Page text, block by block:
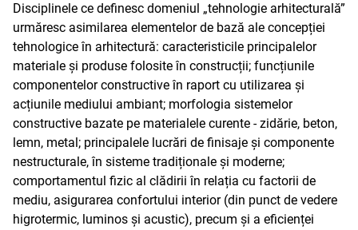
Disciplinele ce definesc domeniul „tehnologie arhitecturală”
urmăresc asimilarea elementelor de bază ale concepției
tehnologice în arhitectură: caracteristicile principalelor
materiale și produse folosite în construcții; funcțiunile
componentelor constructive în raport cu utilizarea și
acțiunile mediului ambiant; morfologia sistemelor
constructive bazate pe materialele curente - zidărie, beton,
lemn, metal; principalele lucrări de finisaje și componente
nestructurale, în sisteme tradiționale și moderne;
comportamentul fizic al clădirii în relația cu factorii de
mediu, asigurarea confortului interior (din punct de vedere
higrotermic, luminos și acustic), precum și a eficienței